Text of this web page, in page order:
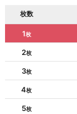
枚数
1
2
3
4
5